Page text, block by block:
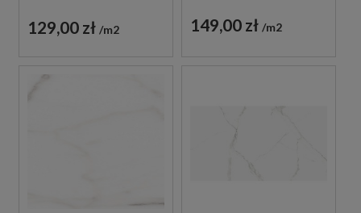
129,00 zł m2 149,00 zł m2